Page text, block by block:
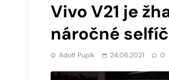
Vivo V21 je
náročné
Adolf Pupík 24.06.2021 0